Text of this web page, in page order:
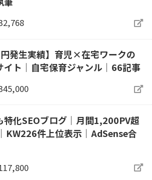
円発生実績】育児×在宅ワークの
イト｜自宅保育ジャンル｜66記事
特化SEOブログ｜月間1,200PV超
KW226件上位表示｜AdSense合